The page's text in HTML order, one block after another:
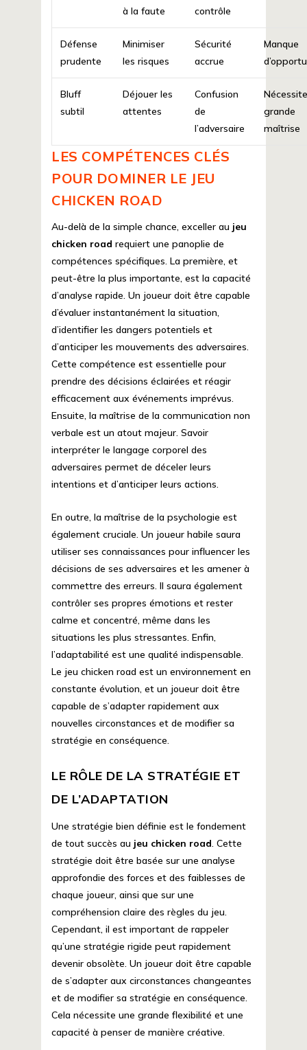
à la faute
contrôle
Défense
prudente
Minimiser
les risques
Sécurité
accrue
Manque
Bluff
subtil
Déjouer les
attentes
Confusion
de
l’adversaire
grande
maîtrise
LES COMPÉTENCES CLÉS
POUR DOMINER LE JEU
CHICKEN ROAD
Au-delà de la simple chance, exceller au jeu
chicken road requiert une panoplie de
compétences spécifiques. La première, et
peut-être la plus importante, est la capacité
d’analyse rapide. Un joueur doit être capable
d’évaluer instantanément la situation,
d’identifier les dangers potentiels et
d’anticiper les mouvements des adversaires.
Cette compétence est essentielle pour
prendre des décisions éclairées et réagir
efficacement aux événements imprévus.
Ensuite, la maîtrise de la communication non
verbale est un atout majeur. Savoir
interpréter le langage corporel des
adversaires permet de déceler leurs
intentions et d’anticiper leurs actions.
En outre, la maîtrise de la psychologie est
également cruciale. Un joueur habile saura
utiliser ses connaissances pour influencer les
décisions de ses adversaires et les amener à
commettre des erreurs. Il saura également
contrôler ses propres émotions et rester
calme et concentré, même dans les
situations les plus stressantes. Enfin,
l’adaptabilité est une qualité indispensable.
Le jeu chicken road est un environnement en
constante évolution, et un joueur doit être
capable de s’adapter rapidement aux
nouvelles circonstances et de modifier sa
stratégie en conséquence.
LE RÔLE DE LA STRATÉGIE ET
DE L’ADAPTATION
Une stratégie bien définie est le fondement
de tout succès au jeu chicken road. Cette
stratégie doit être basée sur une analyse
approfondie des forces et des faiblesses de
chaque joueur, ainsi que sur une
compréhension claire des règles du jeu.
Cependant, il est important de rappeler
qu’une stratégie rigide peut rapidement
devenir obsolète. Un joueur doit être capable
de s’adapter aux circonstances changeantes
et de modifier sa stratégie en conséquence.
Cela nécessite une grande flexibilité et une
capacité à penser de manière créative.